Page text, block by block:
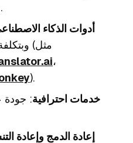
وقتًا طويلاً.
أدوات الذكاء
وبتكلفة منخفضة (مثل
،
).
خدمات احترافية: جودة
إعادة الدمج وإعادة